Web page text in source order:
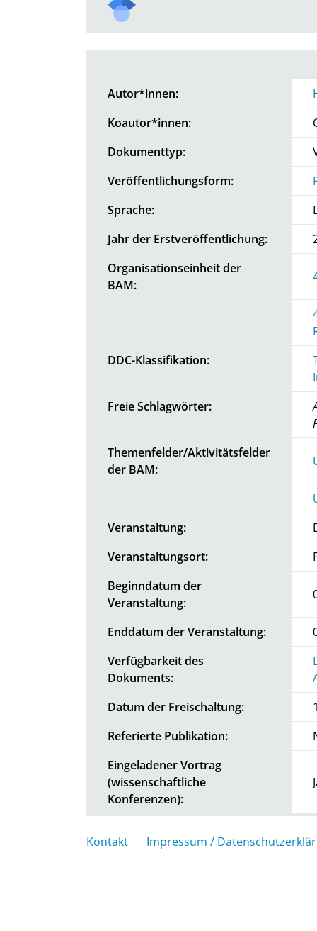
Autor*innen:
Koautor*innen:
Dokumenttyp:
Veröffentlichungsform:
Sprache:
Jahr der Erstveröffentlichung:
Organisationseinheit der
BAM:
DDC-Klassifikation:
Freie Schlagwörter:
Themenfelder/Aktivitätsfelder
der BAM:
Veranstaltung:
Veranstaltungsort:
Beginndatum der
Veranstaltung:
Enddatum der Veranstaltung:
Verfügbarkeit des
Dokuments:
Datum der Freischaltung:
Referierte Publikation:
Eingeladener Vortrag
(wissenschaftliche
Konferenzen):
Kontakt Impressum /